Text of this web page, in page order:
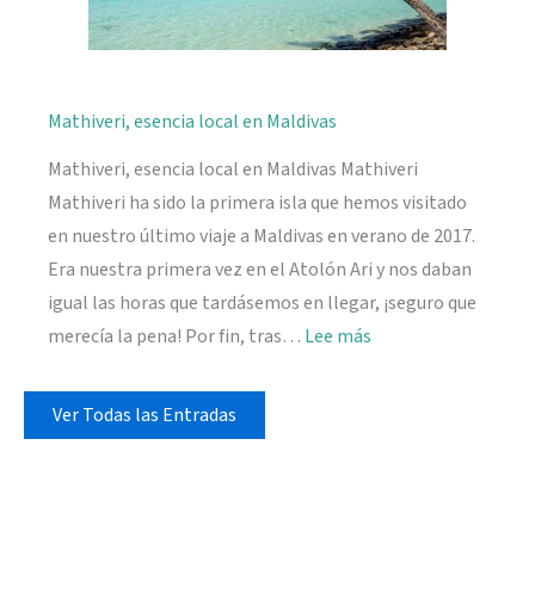
Mathiveri, esencia local en Maldivas
Mathiveri, esencia local en Maldivas Mathiveri
Mathiveri ha sido la primera isla que hemos visitado
en nuestro último viaje a Maldivas en verano de 2017.
Era nuestra primera vez en el Atolón Ari y nos daban
igual las horas que tardásemos en llegar, ¡seguro que
merecía la pena! Por fin, tras… Lee más
Ver Todas las Entradas